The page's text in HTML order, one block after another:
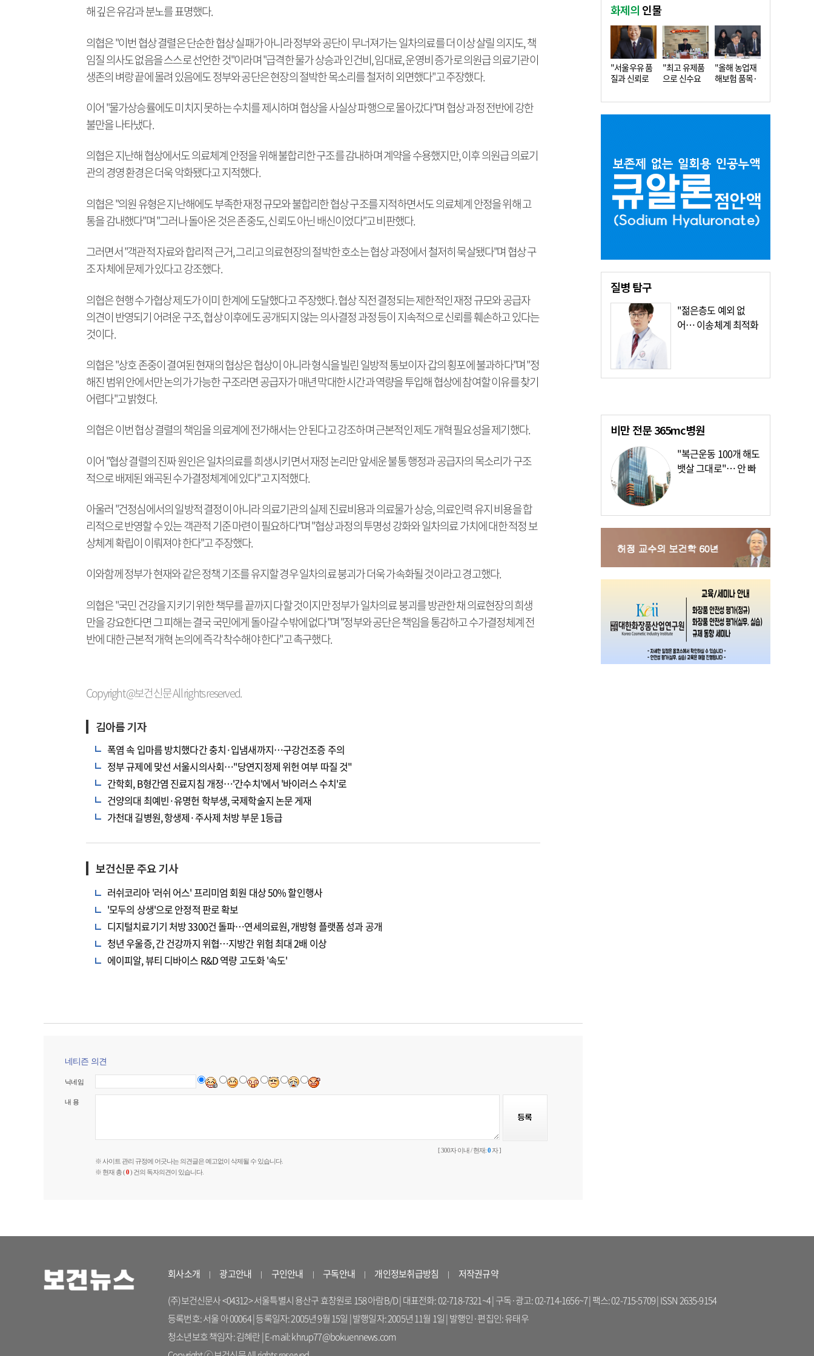
해 깊은 유감과 분노를 표명했다.
의협은 "이번 협상 결렬은 단순한 협상 실패가 아니라 정부와 공단이 무너져가는 일차의료를 더 이상 살릴 의지도, 책
임질 의사도 없음을 스스로 선언한 것"이라며 "급격한 물가 상승과 인건비, 임대료, 운영비 증가로 의원급 의료기관이
생존의 벼랑 끝에 몰려 있음에도 정부와 공단은 현장의 절박한 목소리를 철저히 외면했다"고 주장했다.
이어 "물가상승률에도 미치지 못하는 수치를 제시하며 협상을 사실상 파행으로 몰아갔다"며 협상 과정 전반에 강한
불만을 나타냈다.
의협은 지난해 협상에서도 의료체계 안정을 위해 불합리한 구조를 감내하며 계약을 수용했지만, 이후 의원급 의료기
관의 경영 환경은 더욱 악화됐다고 지적했다.
의협은 "의원 유형은 지난해에도 부족한 재정 규모와 불합리한 협상 구조를 지적하면서도 의료체계 안정을 위해 고
통을 감내했다"며 "그러나 돌아온 것은 존중도, 신뢰도 아닌 배신이었다"고 비판했다.
그러면서 "객관적 자료와 합리적 근거, 그리고 의료현장의 절박한 호소는 협상 과정에서 철저히 묵살됐다"며 협상 구
조 자체에 문제가 있다고 강조했다.
의협은 현행 수가협상 제도가 이미 한계에 도달했다고 주장했다. 협상 직전 결정되는 제한적인 재정 규모와 공급자
의견이 반영되기 어려운 구조, 협상 이후에도 공개되지 않는 의사결정 과정 등이 지속적으로 신뢰를 훼손하고 있다는
것이다.
의협은 "상호 존중이 결여된 현재의 협상은 협상이 아니라 형식을 빌린 일방적 통보이자 갑의 횡포에 불과하다"며 "정
해진 범위 안에서만 논의가 가능한 구조라면 공급자가 매년 막대한 시간과 역량을 투입해 협상에 참여할 이유를 찾기
어렵다"고 밝혔다.
의협은 이번 협상 결렬의 책임을 의료계에 전가해서는 안 된다고 강조하며 근본적인 제도 개혁 필요성을 제기했다.
이어 "협상 결렬의 진짜 원인은 일차의료를 희생시키면서 재정 논리만 앞세운 불통 행정과 공급자의 목소리가 구조
적으로 배제된 왜곡된 수가결정체계에 있다"고 지적했다.
아울러 "건정심에서의 일방적 결정이 아니라 의료기관의 실제 진료비용과 의료물가 상승, 의료인력 유지 비용을 합
리적으로 반영할 수 있는 객관적 기준 마련이 필요하다"며 "협상 과정의 투명성 강화와 일차의료 가치에 대한 적정 보
상체계 확립이 이뤄져야 한다"고 주장했다.
이와함께 정부가 현재와 같은 정책 기조를 유지할 경우 일차의료 붕괴가 더욱 가속화될 것이라고 경고했다.
의협은 "국민 건강을 지키기 위한 책무를 끝까지 다할 것이지만 정부가 일차의료 붕괴를 방관한 채 의료현장의 희생
만을 강요한다면 그 피해는 결국 국민에게 돌아갈 수밖에 없다"며 "정부와 공단은 책임을 통감하고 수가결정체계 전
반에 대한 근본적 개혁 논의에 즉각 착수해야 한다"고 촉구했다.
Copyright @보건신문 All rights reserved.
김아름 기자
폭염 속 입마름 방치했다간 충치·입냄새까지…구강건조증 주의
정부 규제에 맞선 서울시의사회…"당연지정제 위헌 여부 따질 것"
간학회, B형간염 진료지침 개정…'간수치'에서 '바이러스 수치'로
건양의대 최예빈·유명헌 학부생, 국제학술지 논문 게재
가천대 길병원, 항생제·주사제 처방 부문 1등급
보건신문 주요 기사
러쉬코리아 '러쉬 어스' 프리미엄 회원 대상 50% 할인행사
'모두의 상생'으로 안정적 판로 확보
디지털치료기기 처방 3300건 돌파…연세의료원, 개방형 플랫폼 성과 공개
청년 우울증, 간 건강까지 위협…지방간 위험 최대 2배 이상
에이피알, 뷰티 디바이스 R&D 역량 고도화 '속도'
네티즌 의견
닉네임
내 용
[ 300자 이내 / 현재:0 자 ]
※ 사이트 관리 규정에 어긋나는 의견글은 예고없이 삭제될 수 있습니다.
※ 현재 총 (0) 건의 독자의견이 있습니다.
화제의 인물
"서울우유 품
질과 신뢰로
"최고 유제품
으로 신수요
"올해 농업재
해보험 품목·
질병탐구
"젊은층도 예외 없
어… 이송체계 최적화
비만 전문365mc병원
"복근운동 100개 해도
뱃살 그대로"… 안 빠
회사소개 광고안내 구인안내 구독안내 개인정보취급방침
저작권규약
(주)보건신문사 <04312> 서울특별시 용산구 효창원로 158 아람B/D | 대표전화: 02-718-7321~4 | 구독·광고: 02-714-1656~7 | 팩스: 02-715-5709 | ISSN 2635-9154
등록번호: 서울 아 00064 | 등록일자: 2005년 9월 15일 | 발행일자: 2005년 11월 1일 | 발행인·편집인: 유태우
청소년보호 책임자: 김혜란 | E-mail: khrup77@bokuennews.com